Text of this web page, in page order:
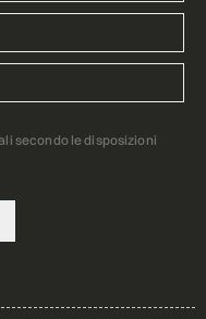
secondo le disposizioni